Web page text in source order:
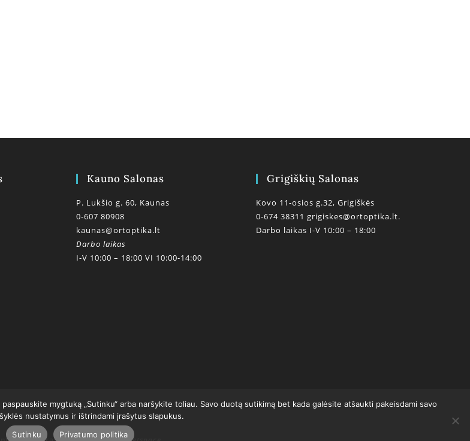
Kauno Salonas
P. Lukšio g. 60, Kaunas
0-607 80908
kaunas@ortoptika.lt
Darbo laikas
I-V 10:00 – 18:00 VI 10:00-14:00
Grigiškių Salonas
Kovo 11-osios g.32, Grigiškės
0-674 38311 grigiskes@ortoptika.lt.
Darbo laikas I-V 10:00 – 18:00
mygtuką „Sutinku“ arba naršykite toliau. Savo duotą sutikimą bet kada galėsite atšaukti pakeisdami savo
nustatymus ir ištrindami įrašytus slapukus.
Sutinku
Privatumo politika